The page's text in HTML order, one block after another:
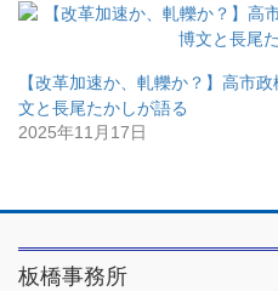
【改革加速か、軋轢か？】高市
文と長尾たかしが語る
2025年11月17日
板橋事務所